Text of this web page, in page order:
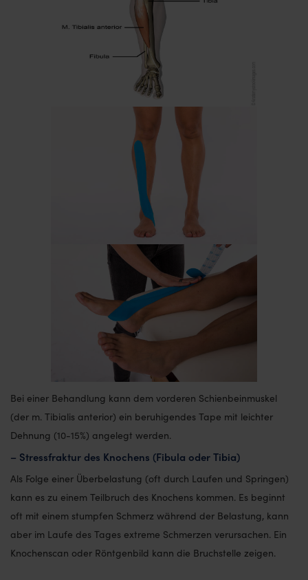
Bei einer Behandlung kann dem vorderen Schienbeinmuskel
(der m. Tibialis anterior) ein beruhigendes Tape mit leichter
Dehnung (10-15%) angelegt werden.
– Stressfraktur des Knochens (Fibula oder Tibia)
Als Folge einer Überbelastung (oft durch Laufen und Springen)
kann es zu einem Teilbruch des Knochens kommen. Es beginnt
oft mit einem stumpfen Schmerz während der Belastung, kann
aber im Laufe des Tages extreme Schmerzen verursachen. Ein
Knochenscan oder Röntgenbild kann die Bruchstelle zeigen.